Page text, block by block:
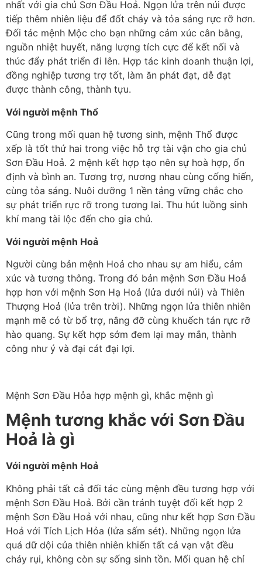
nhất với gia chủ Sơn Đầu Hoả. Ngọn lửa trên núi được
tiếp thêm nhiên liệu để đốt cháy và tỏa sáng rực rỡ hơn.
Đối tác mệnh Mộc cho bạn những cảm xúc cân bằng,
nguồn nhiệt huyết, năng lượng tích cực để kết nối và
thúc đẩy phát triển đi lên. Hợp tác kinh doanh thuận lợi,
đồng nghiệp tương trợ tốt, làm ăn phát đạt, dễ đạt
được thành công, thành tựu.
Với người mệnh Thổ
Cũng trong mối quan hệ tương sinh, mệnh Thổ được
xếp là tốt thứ hai trong việc hỗ trợ tài vận cho gia chủ
Sơn Đầu Hoả. 2 mệnh kết hợp tạo nên sự hoà hợp, ổn
định và bình an. Tương trợ, nương nhau cùng cống hiến,
cùng tỏa sáng. Nuôi dưỡng 1 nền tảng vững chắc cho
sự phát triển rực rỡ trong tương lai. Thu hút luồng sinh
khí mang tài lộc đến cho gia chủ.
Với người mệnh Hoả
Người cùng bản mệnh Hoả cho nhau sự am hiểu, cảm
xúc và tương thông. Trong đó bản mệnh Sơn Đầu Hoả
hợp hơn với mệnh Sơn Hạ Hoả (lửa dưới núi) và Thiên
Thượng Hoả (lửa trên trời). Những ngọn lửa thiên nhiên
mạnh mẽ có từ bổ trợ, nâng đỡ cùng khuếch tán rực rỡ
hào quang. Sự kết hợp sớm đem lại may mắn, thành
công như ý và đại cát đại lợi.
Mệnh Sơn Đầu Hỏa hợp mệnh gì, khắc mệnh gì
Mệnh tương khắc với Sơn Đầu
Hoả là gì
Với người mệnh Hoả
Không phải tất cả đối tác cùng mệnh đều tương hợp với
mệnh Sơn Đầu Hoả. Bởi cần tránh tuyệt đối kết hợp 2
mệnh Sơn Đầu Hoả với nhau, cũng như kết hợp Sơn Đầu
Hoả với Tích Lịch Hỏa (lửa sấm sét). Những ngọn lửa
quá dữ dội của thiên nhiên khiến tất cả vạn vật đều
cháy rụi, không còn sự sống sinh tồn. Mối quan hệ chỉ